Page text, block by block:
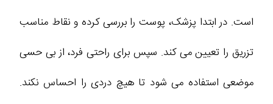
است. در ابتدا پزشک، پوست را بررسی کرده و نقاط مناسب
تزریق را تعیین می‌ کند. سپس برای راحتی فرد، از بی‌ حسی
موضعی استفاده می‌ شود تا هیچ دردی را احساس نکند.